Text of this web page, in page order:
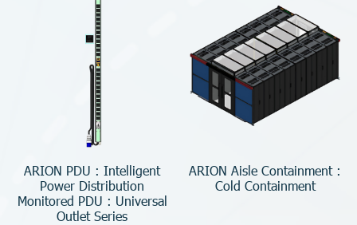
ARION PDU : Intelligent
Power Distribution
Monitored PDU : Universal
Outlet Series
ARION Aisle Containment :
Cold Containment